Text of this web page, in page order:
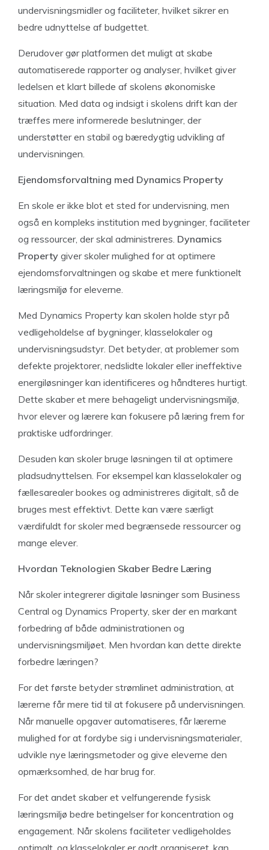
undervisningsmidler og faciliteter, hvilket sikrer en
bedre udnyttelse af budgettet.
Derudover gør platformen det muligt at skabe
automatiserede rapporter og analyser, hvilket giver
ledelsen et klart billede af skolens økonomiske
situation. Med data og indsigt i skolens drift kan der
træffes mere informerede beslutninger, der
understøtter en stabil og bæredygtig udvikling af
undervisningen.
Ejendomsforvaltning med Dynamics Property
En skole er ikke blot et sted for undervisning, men
også en kompleks institution med bygninger, faciliteter
og ressourcer, der skal administreres. Dynamics
Property giver skoler mulighed for at optimere
ejendomsforvaltningen og skabe et mere funktionelt
læringsmiljø for eleverne.
Med Dynamics Property kan skolen holde styr på
vedligeholdelse af bygninger, klasselokaler og
undervisningsudstyr. Det betyder, at problemer som
defekte projektorer, nedslidte lokaler eller ineffektive
energiløsninger kan identificeres og håndteres hurtigt.
Dette skaber et mere behageligt undervisningsmiljø,
hvor elever og lærere kan fokusere på læring frem for
praktiske udfordringer.
Desuden kan skoler bruge løsningen til at optimere
pladsudnyttelsen. For eksempel kan klasselokaler og
fællesarealer bookes og administreres digitalt, så de
bruges mest effektivt. Dette kan være særligt
værdifuldt for skoler med begrænsede ressourcer og
mange elever.
Hvordan Teknologien Skaber Bedre Læring
Når skoler integrerer digitale løsninger som Business
Central og Dynamics Property, sker der en markant
forbedring af både administrationen og
undervisningsmiljøet. Men hvordan kan dette direkte
forbedre læringen?
For det første betyder strømlinet administration, at
lærerne får mere tid til at fokusere på undervisningen.
Når manuelle opgaver automatiseres, får lærerne
mulighed for at fordybe sig i undervisningsmaterialer,
udvikle nye læringsmetoder og give eleverne den
opmærksomhed, de har brug for.
For det andet skaber et velfungerende fysisk
læringsmiljø bedre betingelser for koncentration og
engagement. Når skolens faciliteter vedligeholdes
optimalt, og klasselokaler er godt organiseret, kan